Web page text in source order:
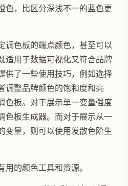
色，比区分深浅不一的蓝色更
调色板的端点颜色，甚至可以
适用于数据可视化又符合品牌
供了一些使用技巧，例如选择
调整品牌颜色的饱和度和亮
色板。对于展示单一变量强度
色板生成器。而对于展示从一
变量，则可以使用发散色阶生
的颜色工具和资源。